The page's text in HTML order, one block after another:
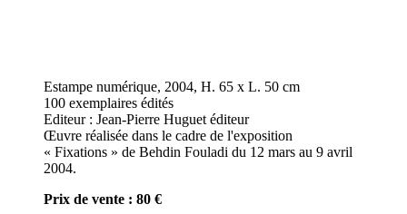
Estampe numérique, 2004, H. 65 x L. 50 cm
100 exemplaires édités
Editeur : Jean-Pierre Huguet éditeur
Œuvre réalisée dans le cadre de l'exposition
« Fixations » de Behdin Fouladi du 12 mars au 9 avril
2004.
Prix de vente : 80 €